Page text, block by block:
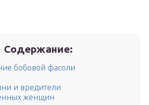
Содержание:
бобовой фасоли
и вредители
женщин